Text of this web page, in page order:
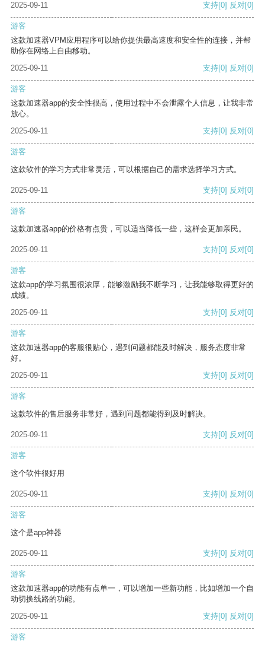
2025-09-11
支持[0] 反对[0]
游客
这款加速器VPM应用程序可以给你提供最高速度和安全性的连接，并帮
助你在网络上自由移动。
2025-09-11
支持[0] 反对[0]
游客
这款加速器app的安全性很高，使用过程中不会泄露个人信息，让我非常
放心。
2025-09-11
支持[0] 反对[0]
游客
这款软件的学习方式非常灵活，可以根据自己的需求选择学习方式。
2025-09-11 支持[0] 反对[0]
游客
这款加速器app的价格有点贵，可以适当降低一些，这样会更加亲民。
2025-09-11 支持[0] 反对[0]
游客
这款app的学习氛围很浓厚，能够激励我不断学习，让我能够取得更好的
成绩。
2025-09-11
支持[0] 反对[0]
游客
这款加速器app的客服很贴心，遇到问题都能及时解决，服务态度非常
好。
2025-09-11
支持[0] 反对[0]
游客
这款软件的售后服务非常好，遇到问题都能得到及时解决。
2025-09-11 支持[0] 反对[0]
游客
这个软件很好用
2025-09-11 支持[0] 反对[0]
游客
这个是app神器
2025-09-11 支持[0] 反对[0]
游客
这款加速器app的功能有点单一，可以增加一些新功能，比如增加一个自
动切换线路的功能。
2025-09-11
支持[0] 反对[0]
游客